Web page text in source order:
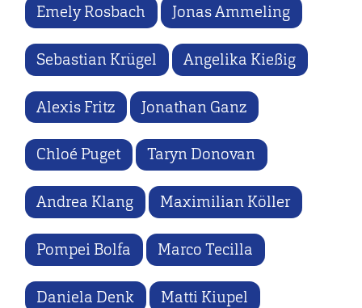
Emely Rosbach Jonas Ammeling
Sebastian Krügel Angelika Kießig
Alexis Fritz Jonathan Ganz
Chloé Puget Taryn Donovan
Andrea Klang Maximilian Köller
Pompei Bolfa Marco Tecilla
Daniela Denk Matti Kiupel